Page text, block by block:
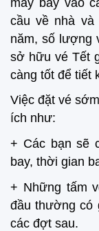
cầu về nhà và
năm, số lượng
sở hữu vé Tết
càng tốt để tiết
Việc đặt vé
ích như:
+ Các bạn sẽ
bay, thời gian
+ Những tấm
đầu thường có
các đợt sau.